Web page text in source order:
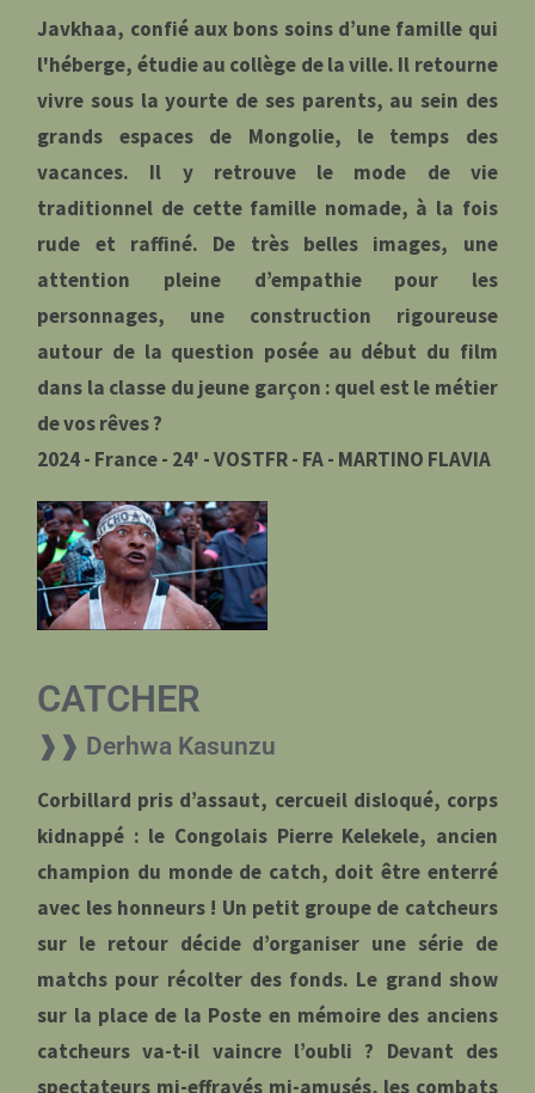
Javkhaa, confié aux bons soins d’une famille qui
l'héberge, étudie au collège de la ville. Il retourne
vivre sous la yourte de ses parents, au sein des
grands espaces de Mongolie, le temps des
vacances. Il y retrouve le mode de vie
traditionnel de cette famille nomade, à la fois
rude et raffiné. De très belles images, une
attention pleine d’empathie pour les
personnages, une construction rigoureuse
autour de la question posée au début du film
dans la classe du jeune garçon : quel est le métier
de vos rêves ?
2024 - France - 24' - VOSTFR - FA - MARTINO FLAVIA
CATCHER
❱❱ Derhwa Kasunzu
Corbillard pris d’assaut, cercueil disloqué, corps
kidnappé : le Congolais Pierre Kelekele, ancien
champion du monde de catch, doit être enterré
avec les honneurs ! Un petit groupe de catcheurs
sur le retour décide d’organiser une série de
matchs pour récolter des fonds. Le grand show
sur la place de la Poste en mémoire des anciens
catcheurs va-t-il vaincre l’oubli ? Devant des
spectateurs mi-effrayés mi-amusés, les combats